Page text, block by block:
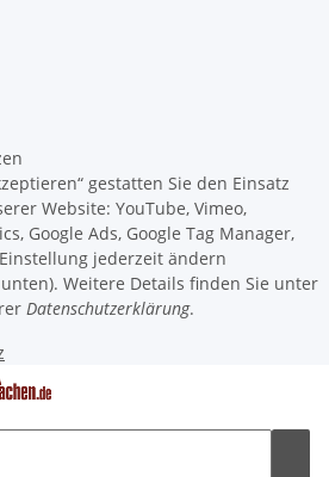
gestatten Sie den Einsatz
Website: YouTube, Vimeo,
Google Ads, Google Tag Manager,
jederzeit ändern
Weitere Details finden Sie unter
Datenschutzerklärung.